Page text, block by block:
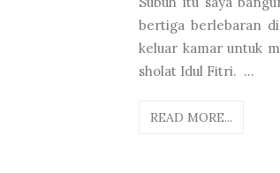
bertiga berlebaran
keluar kamar untuk
sholat Idul Fitri. ...
READ MORE...